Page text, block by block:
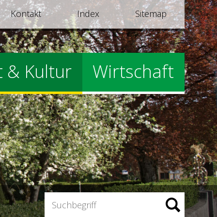
Kontakt Index Sitemap
& Kultur Wirtschaft
Suchbegriff